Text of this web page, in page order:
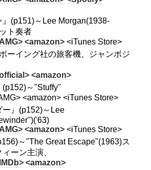
』(p151)～Lee Morgan(1938-
ト奏者
<amazon> <iTunes Store>
ーイング社の旅客機、ジャンボジ
<amazon>
(p152)～"Stuffy"
<amazon> <iTunes Store>
ー』(p152)～Lee
<amazon> <iTunes Store>
～"The Great Escape"(1963)ス
ーン主演、
<amazon>